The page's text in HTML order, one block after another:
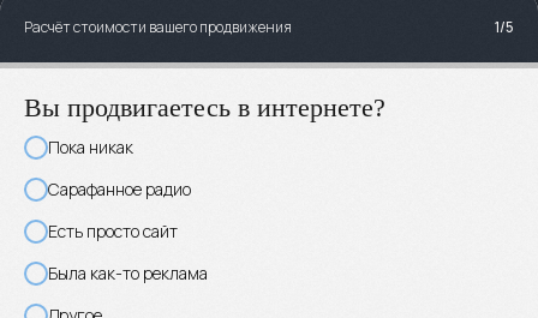
Расчёт стоимости вашего продвижения 1/5
Вы продвигаетесь в интернете?
Пока никак
Сарафанное радио
Есть просто сайт
Была как-то реклама